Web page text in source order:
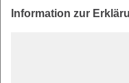
Information zur